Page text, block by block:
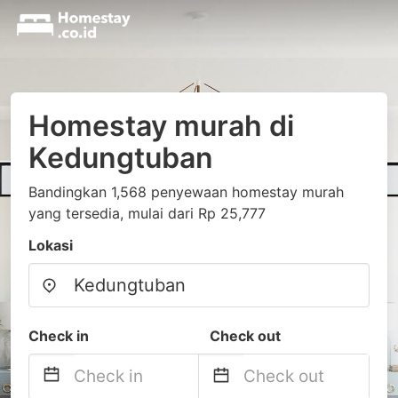
Homestay murah di
Kedungtuban
Bandingkan 1,568 penyewaan homestay murah
yang tersedia, mulai dari Rp 25,777
Lokasi
Check in Check out